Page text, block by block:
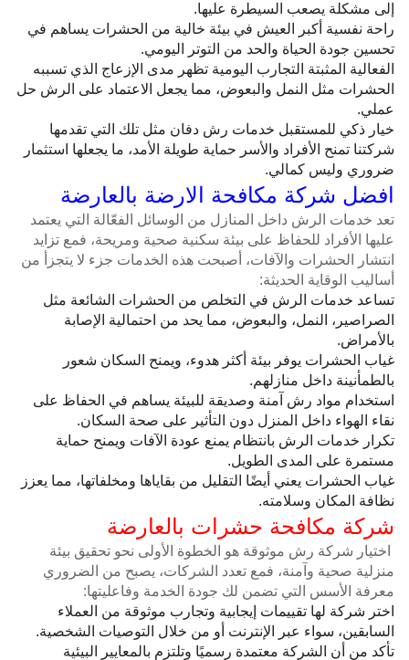
إلى مشكلة يصعب السيطرة عليها.
راحة نفسية أكبر العيش في بيئة خالية من الحشرات يساهم في
تحسين جودة الحياة والحد من التوتر اليومي.
الفعالية المثبتة التجارب اليومية تظهر مدى الإزعاج الذي تسببه
الحشرات مثل النمل والبعوض، مما يجعل الاعتماد على الرش حل
عملي.
خيار ذكي للمستقبل خدمات رش دفان مثل تلك التي تقدمها
شركتنا تمنح الأفراد والأسر حماية طويلة الأمد، ما يجعلها استثمار
ضروري وليس كمالي.
افضل شركة مكافحة الارضة بالعارضة
تعد خدمات الرش داخل المنازل من الوسائل الفعّالة التي يعتمد
عليها الأفراد للحفاظ على بيئة سكنية صحية ومريحة، فمع تزايد
انتشار الحشرات والآفات، أصبحت هذه الخدمات جزء لا يتجزأ من
أساليب الوقاية الحديثة:
تساعد خدمات الرش في التخلص من الحشرات الشائعة مثل
الصراصير، النمل، والبعوض، مما يحد من احتمالية الإصابة
بالأمراض.
غياب الحشرات يوفر بيئة أكثر هدوء، ويمنح السكان شعور
بالطمأنينة داخل منازلهم.
استخدام مواد رش آمنة وصديقة للبيئة يساهم في الحفاظ على
نقاء الهواء داخل المنزل دون التأثير على صحة السكان.
تكرار خدمات الرش بانتظام يمنع عودة الآفات ويمنح حماية
مستمرة على المدى الطويل.
غياب الحشرات يعني أيضًا التقليل من بقاياها ومخلفاتها، مما يعزز
نظافة المكان وسلامته.
شركة مكافحة حشرات بالعارضة
اختيار شركة رش موثوقة هو الخطوة الأولى نحو تحقيق بيئة
منزلية صحية وآمنة، فمع تعدد الشركات، يصبح من الضروري
معرفة الأسس التي تضمن لك جودة الخدمة وفاعليتها:
اختر شركة لها تقييمات إيجابية وتجارب موثوقة من العملاء
السابقين، سواء عبر الإنترنت أو من خلال التوصيات الشخصية.
تأكد من أن الشركة معتمدة رسميًا وتلتزم بالمعايير البيئية